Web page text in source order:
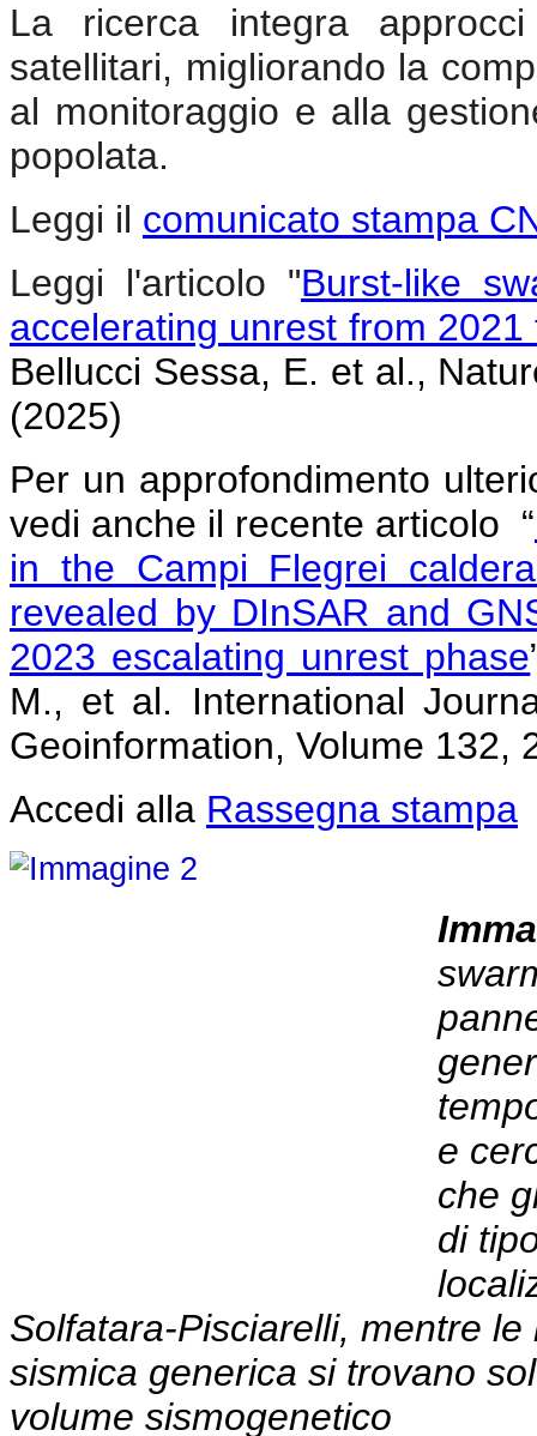
La ricerca integra
satellitari, migliorando la
al monitoraggio e alla
popolata.
Leggi il comunicato stampa
Leggi l'articolo "Burst-like
accelerating unrest from 2021
Bellucci Sessa, E. et al.,
(2025)
Per un approfondimento
vedi anche il recente articolo “
in the Campi Flegrei
revealed by DInSAR and
2023 escalating unrest phase
M., et al. International
Geoinformation, Volume 132,
Accedi alla Rassegna stampa
e
che
di
Solfatara-Pisciarelli, mentre
sismica generica si trovano
volume sismogenetico